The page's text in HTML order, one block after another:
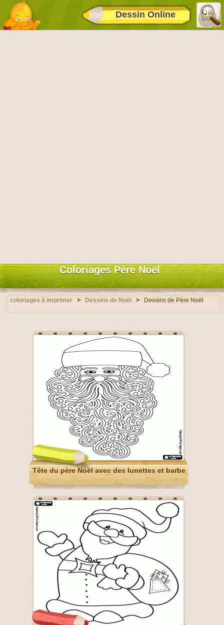
Dessin Online
Coloriages Père Noël
coloriages à imprimer Dessins de Noël Dessins de Père Noël
Tête du père Noël avec des lunettes et barbe